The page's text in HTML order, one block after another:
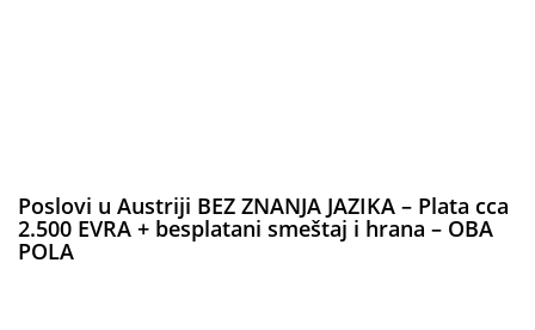
Poslovi u Austriji BEZ ZNANJA JAZIKA – Plata cca
2.500 EVRA + besplatani smeštaj i hrana – OBA
POLA